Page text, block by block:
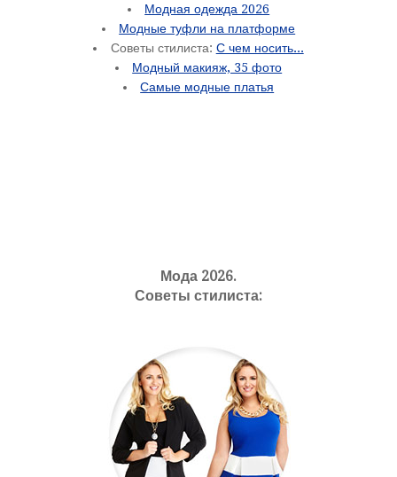
Модная одежда 2026
Модные туфли на платформе
Советы стилиста: С чем носить...
Модный макияж, 35 фото
Самые модные платья
Мода 2026.
Советы стилиста: